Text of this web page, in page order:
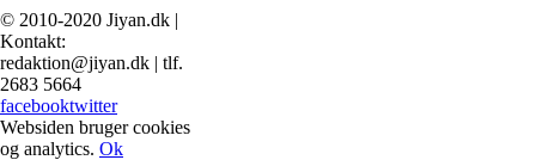
© 2010-2020 Jiyan.dk |
Kontakt:
redaktion@jiyan.dk | tlf.
2683 5664
facebooktwitter
Websiden bruger cookies
og analytics. Ok